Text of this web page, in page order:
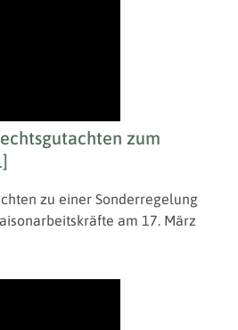
zum
zu einer Sonderregelung
am 17. März